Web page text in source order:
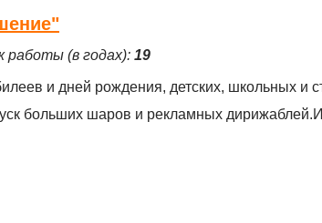
работы (в годах): 19
и дней рождения, детских, школьных и
больших шаров и рекламных